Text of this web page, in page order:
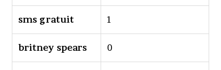
sms gratuit 1
britney spears 0